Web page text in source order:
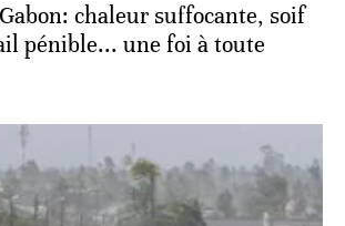
chaleur suffocante, soif
pénible... une foi à toute